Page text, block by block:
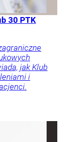
30 PTK
jak Klub
i